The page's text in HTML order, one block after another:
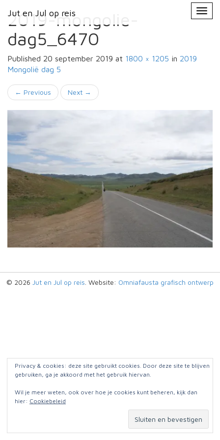
Jut en Jul op reis
Primary
Menu
Jut en Jul op reis
2019-mongolie-
dag5_6470
Published 20 september 2019 at 1800 × 1205 in 2019
Mongolië dag 5
← Previous Next →
© 2026 Jut en Jul op reis . Website: Omniafausta grafisch ontwerp
Privacy & cookies: deze site gebruikt cookies. Door deze site te blijven
gebruiken, ga je akkoord met het gebruik hiervan.
Wil je meer weten, ook over hoe je cookies kunt beheren, kijk dan
hier: Cookiebeleid